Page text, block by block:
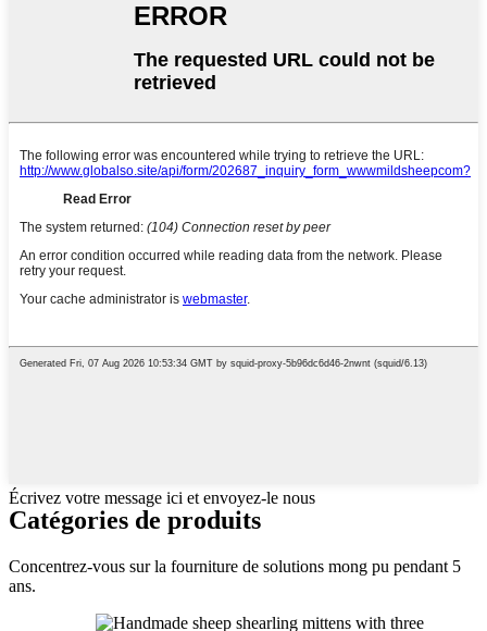
Écrivez votre message ici et envoyez-le nous
Catégories de produits
Concentrez-vous sur la fourniture de solutions mong pu pendant 5
ans.